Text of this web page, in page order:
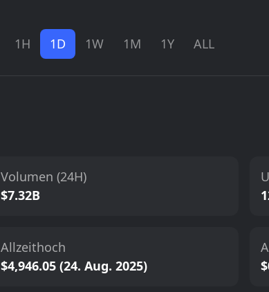
1H 1D 1W 1M 1Y ALL
Volumen (24H)
$7.32B
Allzeithoch
$4,946.05 (24. Aug. 2025)